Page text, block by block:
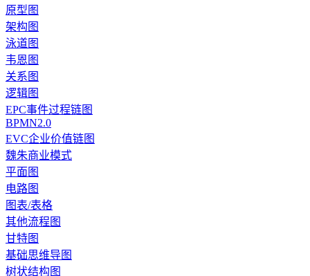
原型图
架构图
泳道图
韦恩图
关系图
逻辑图
EPC事件过程链图
BPMN2.0
EVC企业价值链图
魏朱商业模式
平面图
电路图
图表/表格
其他流程图
甘特图
基础思维导图
树状结构图